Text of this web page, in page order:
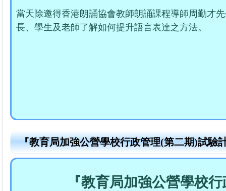
當天除邀得香港朗誦協會教師朗誦課程導師周勤才
長、學生及老師了解如何提升語言表達之方法。
『教育局加強公營學校行政管理(第二期)試驗
『教育局加強公營學校